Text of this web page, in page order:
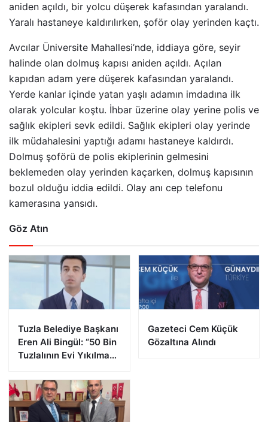
aniden açıldı, bir yolcu düşerek kafasından yaralandı.
Yaralı hastaneye kaldırılırken, şoför olay yerinden kaçtı.
Avcılar Üniversite Mahallesi’nde, iddiaya göre, seyir
halinde olan dolmuş kapısı aniden açıldı. Açılan
kapıdan adam yere düşerek kafasından yaralandı.
Yerde kanlar içinde yatan yaşlı adamın imdadına ilk
olarak yolcular koştu. İhbar üzerine olay yerine polis ve
sağlık ekipleri sevk edildi. Sağlık ekipleri olay yerinde
ilk müdahalesini yaptığı adamı hastaneye kaldırdı.
Dolmuş şoförü de polis ekiplerinin gelmesini
beklemeden olay yerinden kaçarken, dolmuş kapısının
bozul olduğu iddia edildi. Olay anı cep telefonu
kamerasına yansıdı.
Göz Atın
Tuzla Belediye Başkanı
Eren Ali Bingül: “50 Bin
Tuzlalının Evi Yıkılma
Gazeteci Cem Küçük
Gözaltına Alındı